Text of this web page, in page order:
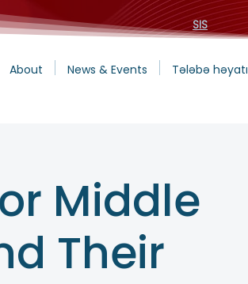
SIS
About News & Events Tələbə həyatı
Middle
Their